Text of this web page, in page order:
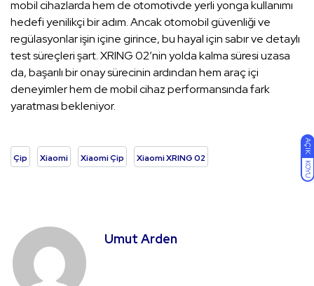
AÇIK
KOYU
mobil cihazlarda hem de otomotivde yerli yonga kullanımı
hedefi yenilikçi bir adım. Ancak otomobil güvenliği ve
regülasyonlar işin içine girince, bu hayal için sabır ve detaylı
test süreçleri şart. XRING 02’nin yolda kalma süresi uzasa
da, başarılı bir onay sürecinin ardından hem araç içi
deneyimler hem de mobil cihaz performansında fark
yaratması bekleniyor.
Çip Xiaomi Xiaomi Çip Xiaomi XRING 02
Umut Arden